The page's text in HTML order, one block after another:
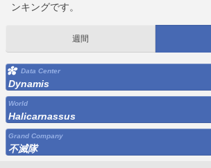
ンキングです。
週間
Data Center
Dynamis
World
Halicarnassus
Grand Company
不滅隊